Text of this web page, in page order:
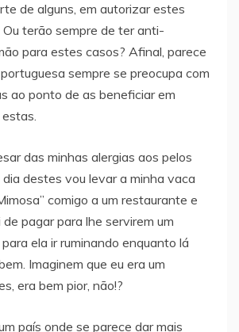
de alguns, em autorizar estes
terão sempre de ter anti-
para estes casos? Afinal, parece
sempre se preocupa com
ao ponto de as beneficiar em
das minhas alergias aos pelos
dia destes vou levar a minha vaca
comigo a um restaurante e
pagar para lhe servirem um
ela ir ruminando enquanto lá
Imaginem que eu era um
era bem pior, não!?
país onde se parece dar mais